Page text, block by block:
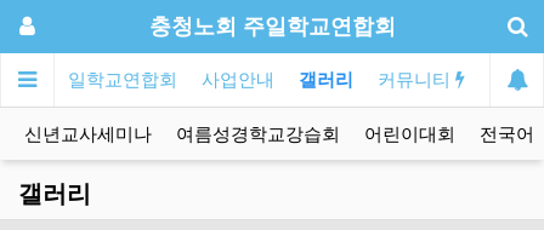
충청노회 주일학교연합회
주일학교연합회 사업안내 갤러리 커뮤니티
신년교사세미나 여름성경학교강습회 어린이대회 전국어
갤러리